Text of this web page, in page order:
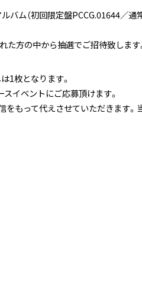
ム（初回限定盤PCCG.01644／通
た方の中から抽選でご招待致します
1枚となります。
イベントにご応募頂けます。
もって代えさせていただきます。